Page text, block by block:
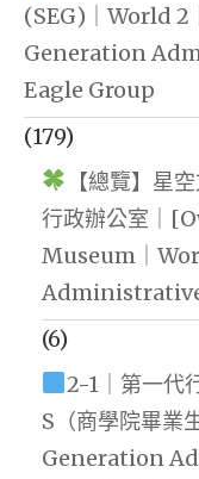
(SEG)｜World
Generation
Eagle Group
(179)
【總覽】星
行政辦公室｜
Museum｜
(6)
2-1｜第一代
S（商學院畢業
Generation